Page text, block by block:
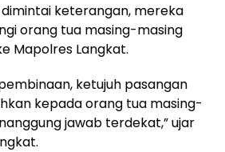
keterangan, mereka
orang tua masing-masing
Mapolres Langkat.
ketujuh pasangan
kepada orang tua masing-
jawab terdekat,” ujar